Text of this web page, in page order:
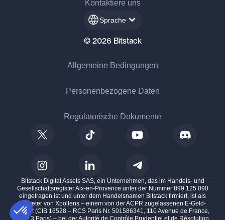
Kontaktiere uns
Sprache
© 2026 Bitstack
Allgemeine Bedingungen
Personenbezogene Daten
Regulatorische Dokumente
Bitstack Digital Assets SAS, ein Unternehmen, das im Handels- und
Gesellschaftsregister Aix-en-Provence unter der Nummer 899 125 090
eingetragen ist und unter dem Handelsnamen Bitstack firmiert, ist als
Vertreter von Xpollens – einem von der ACPR zugelassenen E-Geld-
Institut (CIB 16528 – RCS Paris Nr. 501586341, 110 Avenue de France,
75013 Paris) – bei der Autorité de Contrôle Prudentiel et de Résolution